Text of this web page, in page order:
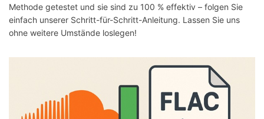
Methode getestet und sie sind zu 100 % effektiv – folgen Sie
einfach unserer Schritt-für-Schritt-Anleitung. Lassen Sie uns
ohne weitere Umstände loslegen!